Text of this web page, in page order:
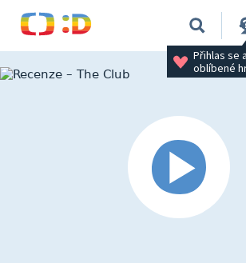
Přihlas se
oblíbené